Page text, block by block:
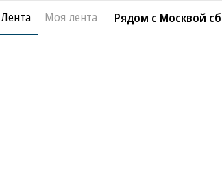
Лента Моя лента Рядом с Москвой